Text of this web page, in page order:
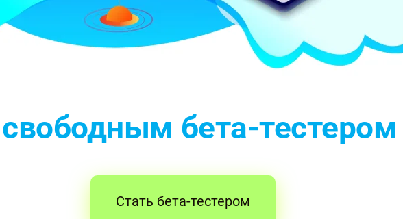
свободным бета-тестером
Стать бета-тестером